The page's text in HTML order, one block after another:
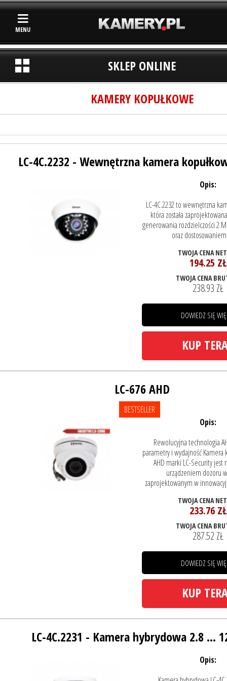
MENU
SKLEP ONLINE
KAMERY KOPUŁKOWE
LC-4C.2232 - Wewnętrzna kamera
Opis:
LC-4C.2232 to wewnętrzna
która została
generowania rozdzielczości 2
oraz
TWOJA CENA
194.25 ZŁ
TWOJA CENA
238.93 ZŁ
DOWIEDZ SIĘ
KUP
LC-676 AHD
BESTSELLER
Opis:
Rewolucyjna technologia
parametry i wydajność Kamera
AHD marki LC-Security jest
urządzeniem dozoru
zaprojektowanym w
TWOJA CENA
233.76 ZŁ
TWOJA CENA
287.52 ZŁ
DOWIEDZ SIĘ
KUP
LC-4C.2231 - Kamera hybrydowa 2.8 ...
Opis: